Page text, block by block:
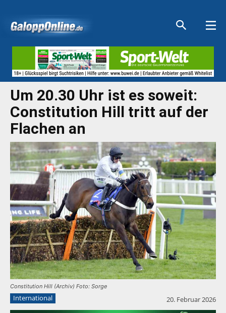
Um 20.30 Uhr ist es soweit:
Constitution Hill tritt auf der
Flachen an
Constitution Hill (Archiv) Foto: Sorge
International 20. Februar 2026